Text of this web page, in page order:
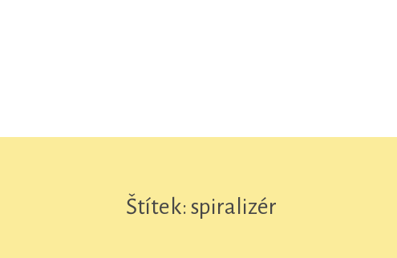
Štítek: spiralizér